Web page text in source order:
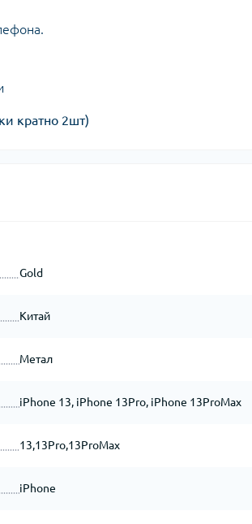
кратно 2шт)
Gold
Китай
Метал
iPhone 13, iPhone 13Pro, iPhone 13ProMax
13,13Pro,13ProMax
iPhone